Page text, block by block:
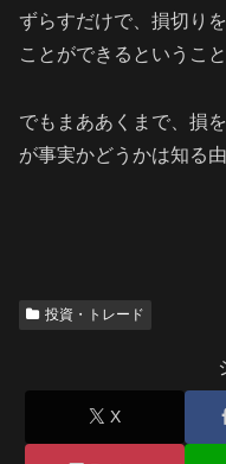
ずらすだけで、損切り
ことができるというこ
でもまああくまで、損
が事実かどうかは知る
投資・トレード
X